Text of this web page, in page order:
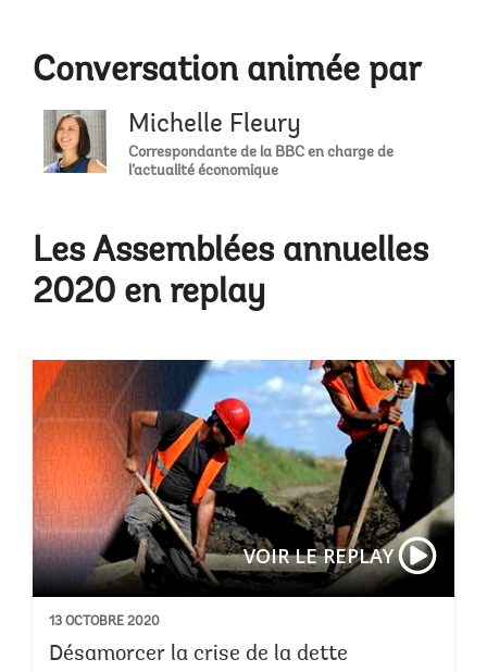
Conversation animée par
Michelle Fleury
Correspondante de la BBC en charge de
l’actualité économique
Les Assemblées annuelles
2020 en replay
VOIR LE REPLAY
13 OCTOBRE 2020
Désamorcer la crise de la dette